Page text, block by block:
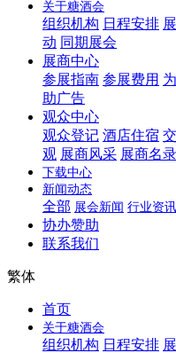
关于糖酒会
组织机构 日程安排
动 同期展会
展商中心
参展指南 参展费用
助广告
观众中心
观众登记 酒店住宿
观 展商风采 展商名录
下载中心
新闻动态
全部 展会新闻 行业资讯
协办赞助
联系我们
繁体
首页
关于糖酒会
组织机构 日程安排